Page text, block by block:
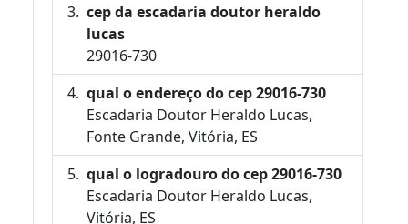
cep da escadaria doutor heraldo
lucas
29016-730
qual o endereço do cep 29016-730
Escadaria Doutor Heraldo Lucas,
Fonte Grande, Vitória, ES
qual o logradouro do cep 29016-730
Escadaria Doutor Heraldo Lucas,
Vitória, ES